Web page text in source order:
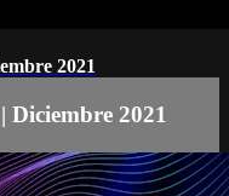
2021
2021